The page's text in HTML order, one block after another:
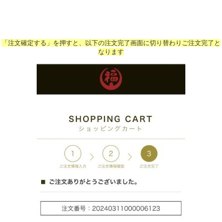
「注文確定する」を押すと、以下の注文完了画面に切り替わりご注文完了と
なります